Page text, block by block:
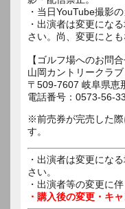
・当日YouTube撮影
・出演者は変更にな
さい。尚、変更にと
【ゴルフ場へのお問合
山岡カントリークラブ
〒509‐7607 岐阜県恵
電話番号：0573-56-
※前売券が完売した際
す。
・出演者は変更にな
さい。
・出演者等の変更に
・購入後の変更・キ